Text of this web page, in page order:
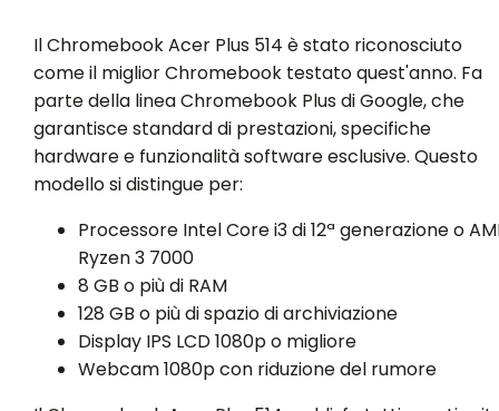
Il Chromebook Acer Plus 514 è stato riconosciuto
come il miglior Chromebook testato quest'anno. Fa
parte della linea Chromebook Plus di Google, che
garantisce standard di prestazioni, specifiche
hardware e funzionalità software esclusive. Questo
modello si distingue per:
Processore Intel Core i3 di 12ª generazione o
Ryzen 3 7000
8 GB o più di RAM
128 GB o più di spazio di archiviazione
Display IPS LCD 1080p o migliore
Webcam 1080p con riduzione del rumore